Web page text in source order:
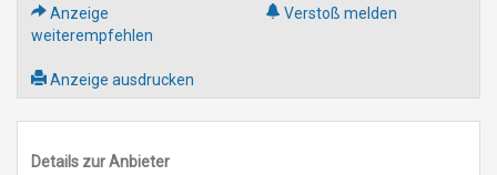
Anzeige
weiterempfehlen
Verstoß melden
Anzeige ausdrucken
Details zur Anbieter